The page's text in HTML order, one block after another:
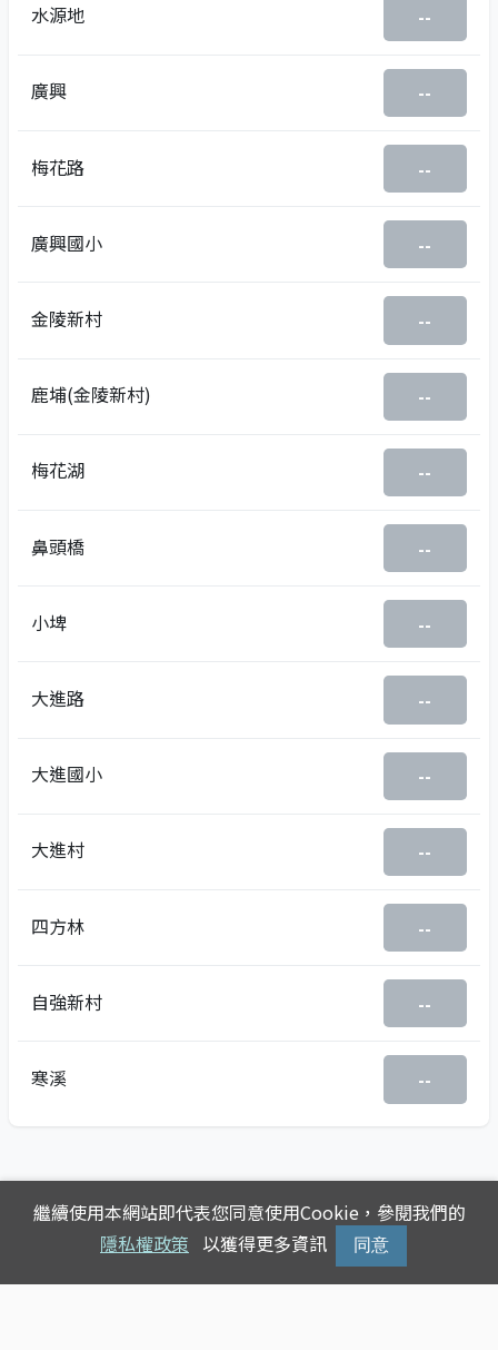
水源地 --
廣興 --
梅花路 --
廣興國小 --
金陵新村 --
鹿埔(金陵新村) --
梅花湖 --
鼻頭橋 --
小埤 --
大進路 --
大進國小 --
大進村 --
四方林 --
自強新村 --
寒溪 --
繼續使用本網站即代表您同意使用Cookie，參閱我們的
隱私權政策 以獲得更多資訊 同意